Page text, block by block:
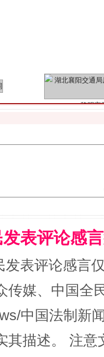
表评论感
发表评论感言
传媒、中国全
中国法制新
其描述。 注